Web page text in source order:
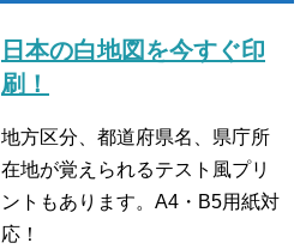
日本の白地図を今すぐ印
刷！
地方区分、都道府県名、県庁所
在地が覚えられるテスト風プリ
ントもあります。A4・B5用紙対
応！